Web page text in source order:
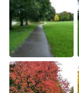
繁體中文
العربية
Deutsch
한국어